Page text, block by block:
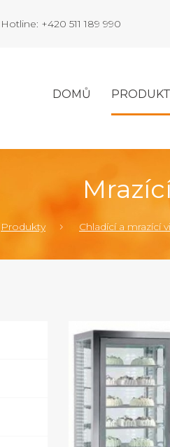
Hotline: +420 511 189 990
DOMŮ
Produkty Chladící a mrazící